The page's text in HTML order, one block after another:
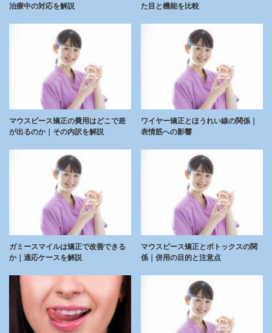
治療中の対応を解説
た目と機能を比較
マウスピース矯正の費用はどこで差
が出るのか｜その内訳を解説
ワイヤー矯正とほうれい線の関係｜
表情筋への影響
ガミースマイルは矯正で改善できる
か｜適応ケースを解説
マウスピース矯正とボトックスの関
係｜併用の目的と注意点